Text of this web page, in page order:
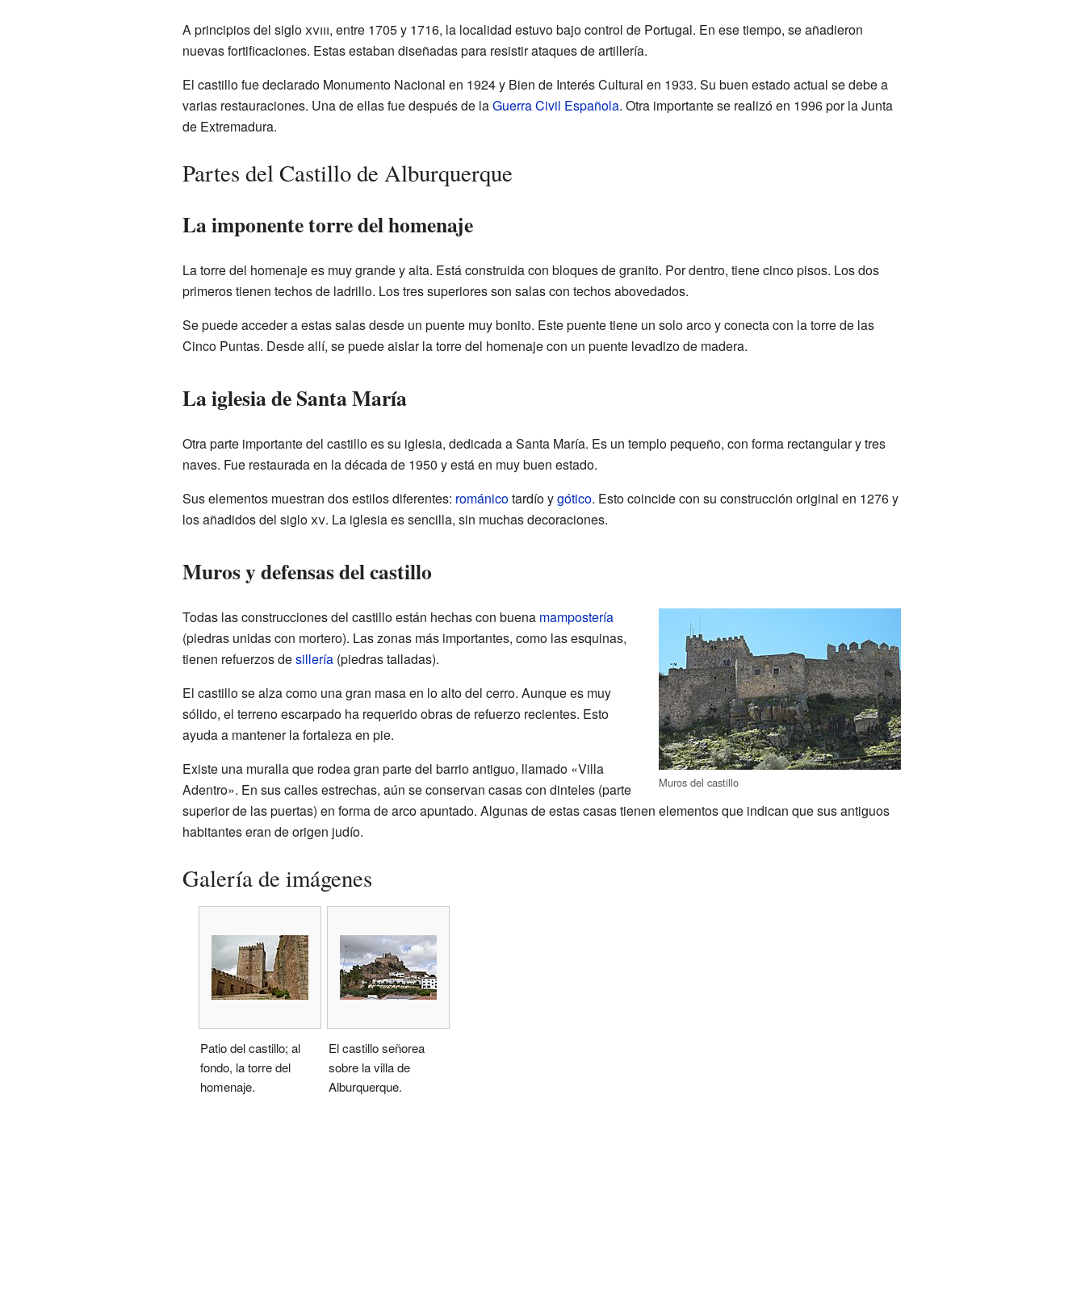
A principios del sigloxviii, entre 1705 y 1716, la localidad estuvo bajo control de Portugal. En ese tiempo, se añadieron
nuevas fortificaciones. Estas estaban diseñadas para resistir ataques de artillería.
El castillo fue declarado Monumento Nacional en 1924 y Bien de Interés Cultural en 1933. Su buen estado actual se debe a
varias restauraciones. Una de ellas fue después de laGuerra Civil Española. Otra importante se realizó en 1996 por la Junta
de Extremadura.
Partes del Castillo de Alburquerque
La imponente torre del homenaje
La torre del homenaje es muy grande y alta. Está construida con bloques de granito. Por dentro, tiene cinco pisos. Los dos
primeros tienen techos de ladrillo. Los tres superiores son salas con techos abovedados.
Se puede acceder a estas salas desde un puente muy bonito. Este puente tiene un solo arco y conecta con la torre de las
Cinco Puntas. Desde allí, se puede aislar la torre del homenaje con un puente levadizo de madera.
La iglesia de Santa María
Otra parte importante del castillo es su iglesia, dedicada a Santa María. Es un templo pequeño, con forma rectangular y tres
naves. Fue restaurada en la década de 1950 y está en muy buen estado.
Sus elementos muestran dos estilos diferentes: románicotardío ygótico. Esto coincide con su construcción original en 1276 y
los añadidos del sigloxv. La iglesia es sencilla, sin muchas decoraciones.
Muros y defensas del castillo
Muros del castillo
Todas las construcciones del castillo están hechas con buena mampostería
(piedras unidas con mortero). Las zonas más importantes, como las esquinas,
tienen refuerzos desillería(piedras talladas).
El castillo se alza como una gran masa en lo alto del cerro. Aunque es muy
sólido, el terreno escarpado ha requerido obras de refuerzo recientes. Esto
ayuda a mantener la fortaleza en pie.
Existe una muralla que rodea gran parte del barrio antiguo, llamado «Villa
Adentro». En sus calles estrechas, aún se conservan casas con dinteles (parte
superior de las puertas) en forma de arco apuntado. Algunas de estas casas tienen elementos que indican que sus antiguos
habitantes eran de origen judío.
Galería de imágenes
Patio del castillo; al
fondo, la torre del
homenaje.
El castillo señorea
sobre la villa de
Alburquerque.